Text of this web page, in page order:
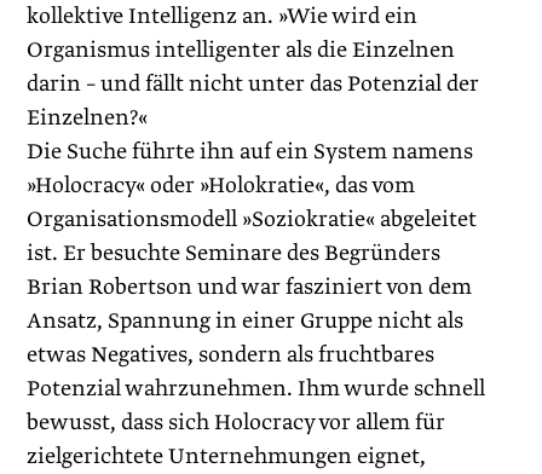
kollektive Intelligenz an. »Wie wird ein
Organismus intelligenter als die Einzelnen
darin – und fällt nicht unter das Potenzial der
Einzelnen?«
Die Suche führte ihn auf ein System namens
»Holocracy« oder »Holokratie«, das vom
Organisationsmodell »Soziokratie« abgeleitet
ist. Er besuchte Seminare des Begründers
Brian Robertson und war fasziniert von dem
Ansatz, Spannung in einer Gruppe nicht als
etwas Negatives, sondern als fruchtbares
Potenzial wahrzunehmen. Ihm wurde schnell
bewusst, dass sich Holocracy vor allem für
zielgerichtete Unternehmungen eignet,